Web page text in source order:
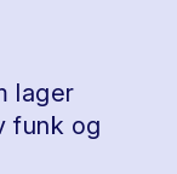
lager
funk og